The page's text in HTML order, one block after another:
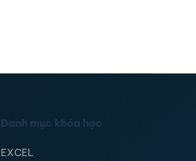
Danh mục khóa học
EXCEL